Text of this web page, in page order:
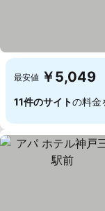
最安値 ￥5,049
11件のサイトの料金